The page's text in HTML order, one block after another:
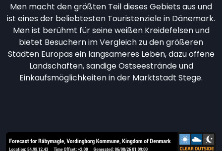
Møn macht den größten Teil dieses Gebiets aus und
ist eines der beliebtesten Touristenziele in Dänemark.
Møn ist berühmt für seine weißen Kreidefelsen und
bietet Besuchern im Vergleich zu den größeren
Städten Europas ein langsameres Leben, dazu offene
Landschaften, sandige Ostseestrände und
Einkaufsmöglichkeiten in der Marktstadt Stege.